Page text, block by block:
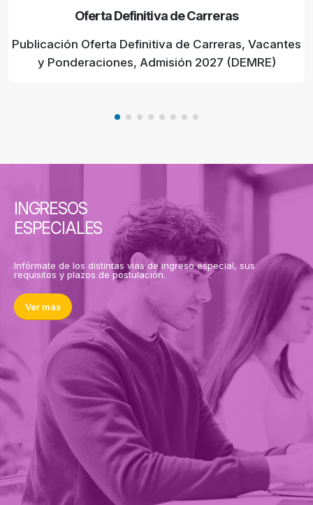
Oferta Definitiva de Carreras
Publicación Oferta Definitiva de Carreras, Vacantes
y Ponderaciones, Admisión 2027 (DEMRE)
INGRESOS
ESPECIALES
Infórmate de los distintas vías de ingreso especial, sus
requisitos y plazos de postulación.
Ver más